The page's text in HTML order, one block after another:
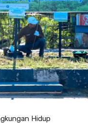
Hidup